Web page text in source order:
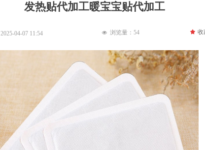
发热贴代加工暖宝宝贴代加工
2025-04-07 11:54 넶 浏览量： 54 끄 收